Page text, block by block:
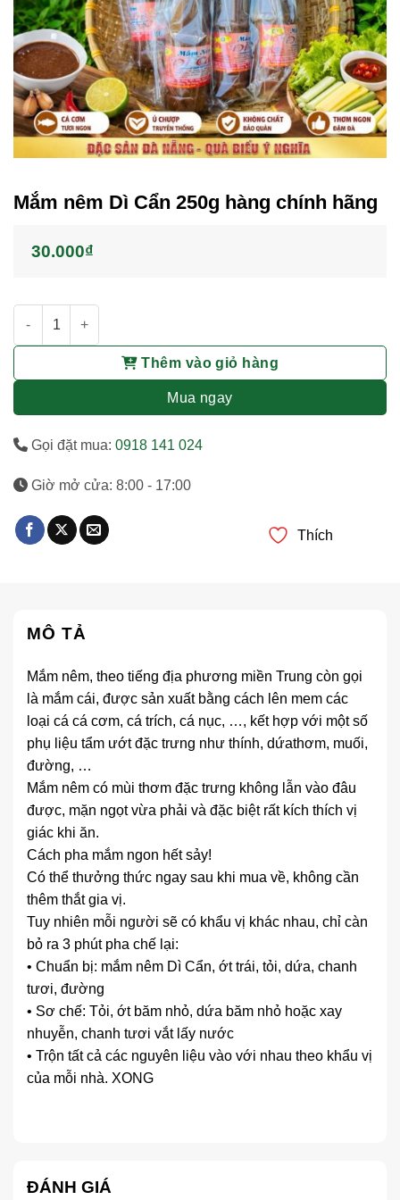
Mắm nêm Dì Cẩn 250g hàng chính hãng
30.000₫
Thêm vào giỏ hàng
Mua ngay
Gọi đặt mua: 0918 141 024
Giờ mở cửa: 8:00 - 17:00
Thích
MÔ TẢ
Mắm nêm, theo tiếng địa phương miền Trung còn gọi
là mắm cái, được sản xuất bằng cách lên mem các
loại cá cá cơm, cá trích, cá nục, …, kết hợp với một số
phụ liệu tẩm ướt đặc trưng như thính, dứathơm, muối,
đường, …
Mắm nêm có mùi thơm đặc trưng không lẫn vào đâu
được, mặn ngọt vừa phải và đặc biệt rất kích thích vị
giác khi ăn.
Cách pha mắm ngon hết sảy!
Có thể thưởng thức ngay sau khi mua về, không cần
thêm thắt gia vị.
Tuy nhiên mỗi người sẽ có khẩu vị khác nhau, chỉ càn
bỏ ra 3 phút pha chế lại:
• Chuẩn bị: mắm nêm Dì Cẩn, ớt trái, tỏi, dứa, chanh
tươi, đường
• Sơ chế: Tỏi, ớt băm nhỏ, dứa băm nhỏ hoặc xay
nhuyễn, chanh tươi vắt lấy nước
• Trộn tất cả các nguyên liệu vào với nhau theo khẩu vị
của mỗi nhà. XONG
ĐÁNH GIÁ